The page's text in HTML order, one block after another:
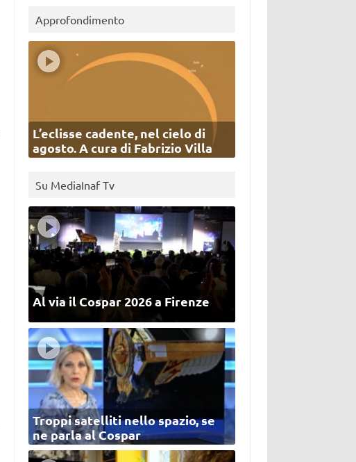
Approfondimento
L’eclisse cadente, nel cielo di
agosto. A cura di Fabrizio Villa
Su MediaInaf Tv
Al via il Cospar 2026 a Firenze
Troppi satelliti nello spazio, se
ne parla al Cospar